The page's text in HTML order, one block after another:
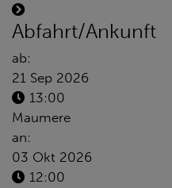
Abfahrt/Ankunft
ab:
21 Sep 2026
13:00
Maumere
an:
03 Okt 2026
12:00